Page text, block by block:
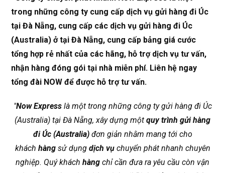
trong những công ty cung cấp dịch vụ gửi hàng đi Úc
tại Đà Nẵng, cung cấp các dịch vụ gửi hàng đi Úc
(Australia) ở tại Đà Nẵng, cung cấp bảng giá cước
tổng hợp rẻ nhất của các hãng, hỗ trợ dịch vụ tư vấn,
nhận hàng đóng gói tại nhà miễn phí. Liên hệ ngay
tổng đài NOW để được hỗ trợ tư vấn.
"Now Expresslà một trong những công ty gửi hàng đi Úc
(Australia) tại Đà Nẵng, xây dựng một quy trình gửi hàng
đi Úc (Australia)đơn giản nhằm mang tới cho
khách hàngsử dụng dịch vụchuyển phát nhanh chuyên
nghiệp. Quý khách hàng chỉ cần đưa ra yêu cầu còn vận